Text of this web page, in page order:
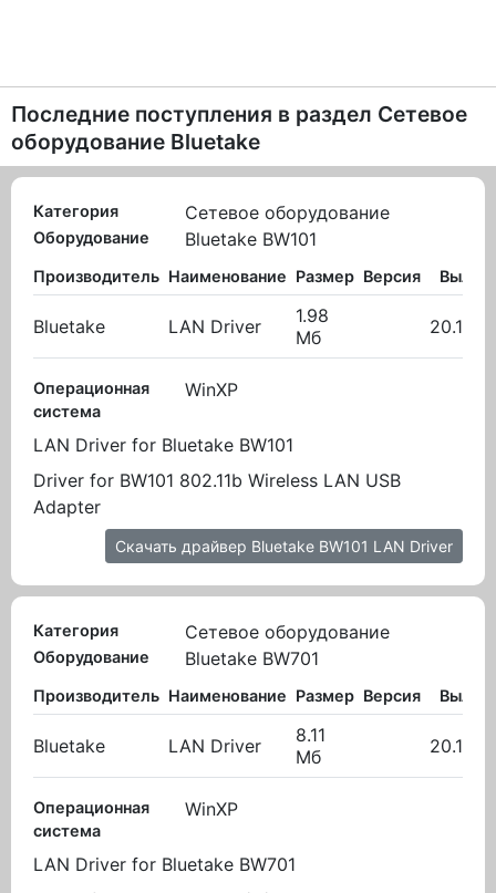
Последние поступления в раздел Сетевое
оборудование Bluetake
Категория Сетевое оборудование
Оборудование Bluetake BW101
Производитель Наименование Размер Версия
Bluetake LAN Driver
1.98
Мб
Операционная
система
WinXP
LAN Driver for Bluetake BW101
Driver for BW101 802.11b Wireless LAN USB
Adapter
Скачать драйвер Bluetake BW101 LAN Driver
Категория Сетевое оборудование
Оборудование Bluetake BW701
Производитель Наименование Размер Версия
Bluetake LAN Driver
8.11
Мб
Операционная
система
WinXP
LAN Driver for Bluetake BW701